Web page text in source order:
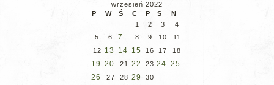
wrzesień 2022
P
W Ś C P S
N
1
2 3
4
5
6 7 8 9 10
11
12 13 14 15 16 17 18
19 20 21 22 23 24 25
26
27 28 29 30